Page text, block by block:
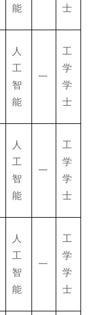
能
士
人
工
智
能
一
工
学
学
士
人
工
智
能
一
工
学
学
士
人
工
智
能
一
工
学
学
士